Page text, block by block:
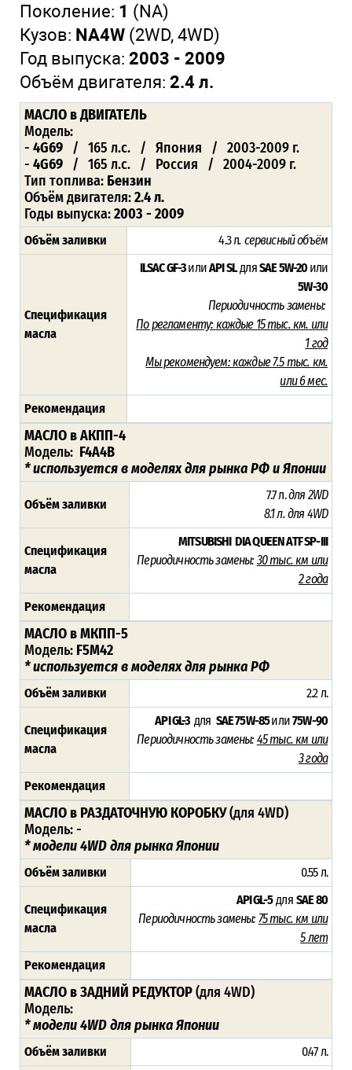
Поколение: 1 (NA)
Кузов: NA4W (2WD, 4WD)
Год выпуска: 2003 - 2009
Объём двигателя: 2.4 л.
МАСЛО в ДВИГАТЕЛЬ
Модель:
- 4G69 / 165 л.с. / Япония / 2003-2009 г.
- 4G69 / 165 л.с. / Россия / 2004-2009 г.
Тип топлива: Бензин
Объём двигателя:2.4 л.
Годы выпуска:2003 - 2009
Объём заливки 4.3 л. сервисный объём
Спецификация
масла
ILSAC GF-3илиAPI SLдляSAE 5W-20или
5W-30
Периодичность замены:
По регламенту: каждые 15 тыс. км. или
1 год
Мы рекомендуем: каждые 7.5 тыс. км.
или 6 мес.
Рекомендация
МАСЛО в АКПП-4
Модель: F4A4B
* используется в моделях для рынка РФ и Японии
Объём заливки
7.7 л.для 2WD
8.1 л.для 4WD
Спецификация
масла
MITSUBISHI DIA QUEEN ATF SP-III
Периодичность замены:30 тыс. км или
2 года
Рекомендация
МАСЛО в МКПП-5
Модель: F5M42
* используется в моделях для рынка РФ
Объём заливки 2.2 л.
Спецификация
масла
API GL-3 для SAE 75W-85или75W-90
Периодичность замены: 45 тыс. км или
3 года
Рекомендация
МАСЛО в РАЗДАТОЧНУЮ КОРОБКУ(для 4WD)
Модель: -
* модели 4WD для рынка Японии
Объём заливки 0.55 л.
Спецификация
масла
API GL-5дляSAE 80
Периодичность замены: 75 тыс. км или
5 лет
Рекомендация
МАСЛО в ЗАДНИЙ РЕДУКТОР(для 4WD)
Модель:
* модели 4WD для рынка Японии
Объём заливки 0.47 л.